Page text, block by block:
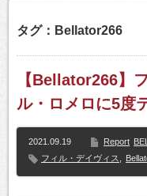
タグ：Bellator266
【Bellator266】
ル・ロメロに5度
2021.09.19 Report
フィル・デイヴィス